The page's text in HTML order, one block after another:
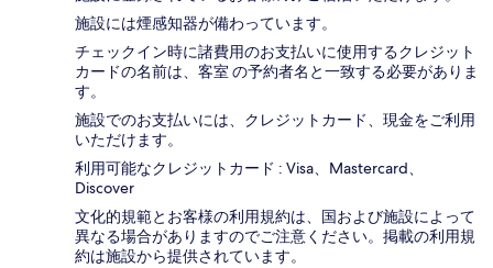
施設には煙感知器が備わっています。
チェックイン時に諸費用のお支払いに使用するクレジット
カードの名前は、客室 の予約者名と一致する必要がありま
す。
施設でのお支払いには、クレジットカード、現金をご利用
いただけます。
利用可能なクレジットカード : Visa、Mastercard、
Discover
文化的規範とお客様の利用規約は、国および施設によって
異なる場合がありますのでご注意ください。掲載の利用規
約は施設から提供されています。